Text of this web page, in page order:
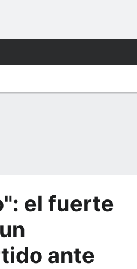
el fuerte
ante